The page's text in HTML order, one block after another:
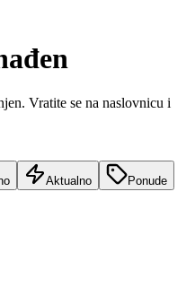
Vratite se na naslovnicu i
Aktualno Ponude